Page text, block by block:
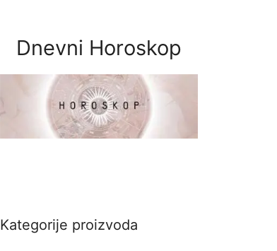
Dnevni Horoskop
Kategorije proizvoda